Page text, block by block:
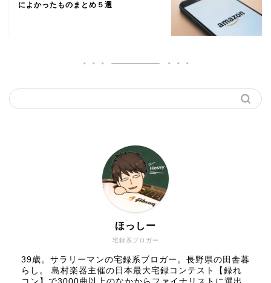
によかったものまとめ５選
宅録系ブロガー
ほっしー
39歳。サラリーマンの宅録系ブロガー。長野県の田舎暮
らし。 島村楽器主催の日本最大宅録コンテスト【録れ